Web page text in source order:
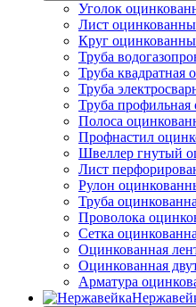
Уголок
Лист
Круг
Труба
Труба квадратная
Труба
Труба профильная
Полоса
Профнастил
Швеллер гнутый
Лист
Рулон
Труба
Проволока
Сетка
Оцинкованная
Оцинкованная
Арматура